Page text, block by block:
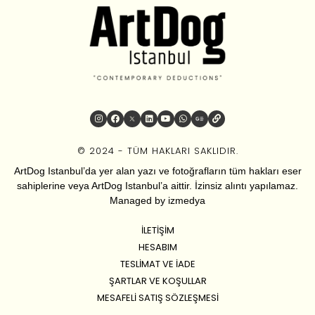
© 2024 - TÜM HAKLARI SAKLIDIR.
ArtDog Istanbul’da yer alan yazı ve fotoğrafların tüm hakları eser
sahiplerine veya ArtDog Istanbul’a aittir. İzinsiz alıntı yapılamaz.
Managed by izmedya
İLETIŞIM
HESABIM
TESLIMAT VE İADE
ŞARTLAR VE KOŞULLAR
MESAFELI SATIŞ SÖZLEŞMESI